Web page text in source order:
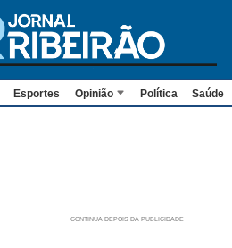
Esportes Opinião Política Saúde